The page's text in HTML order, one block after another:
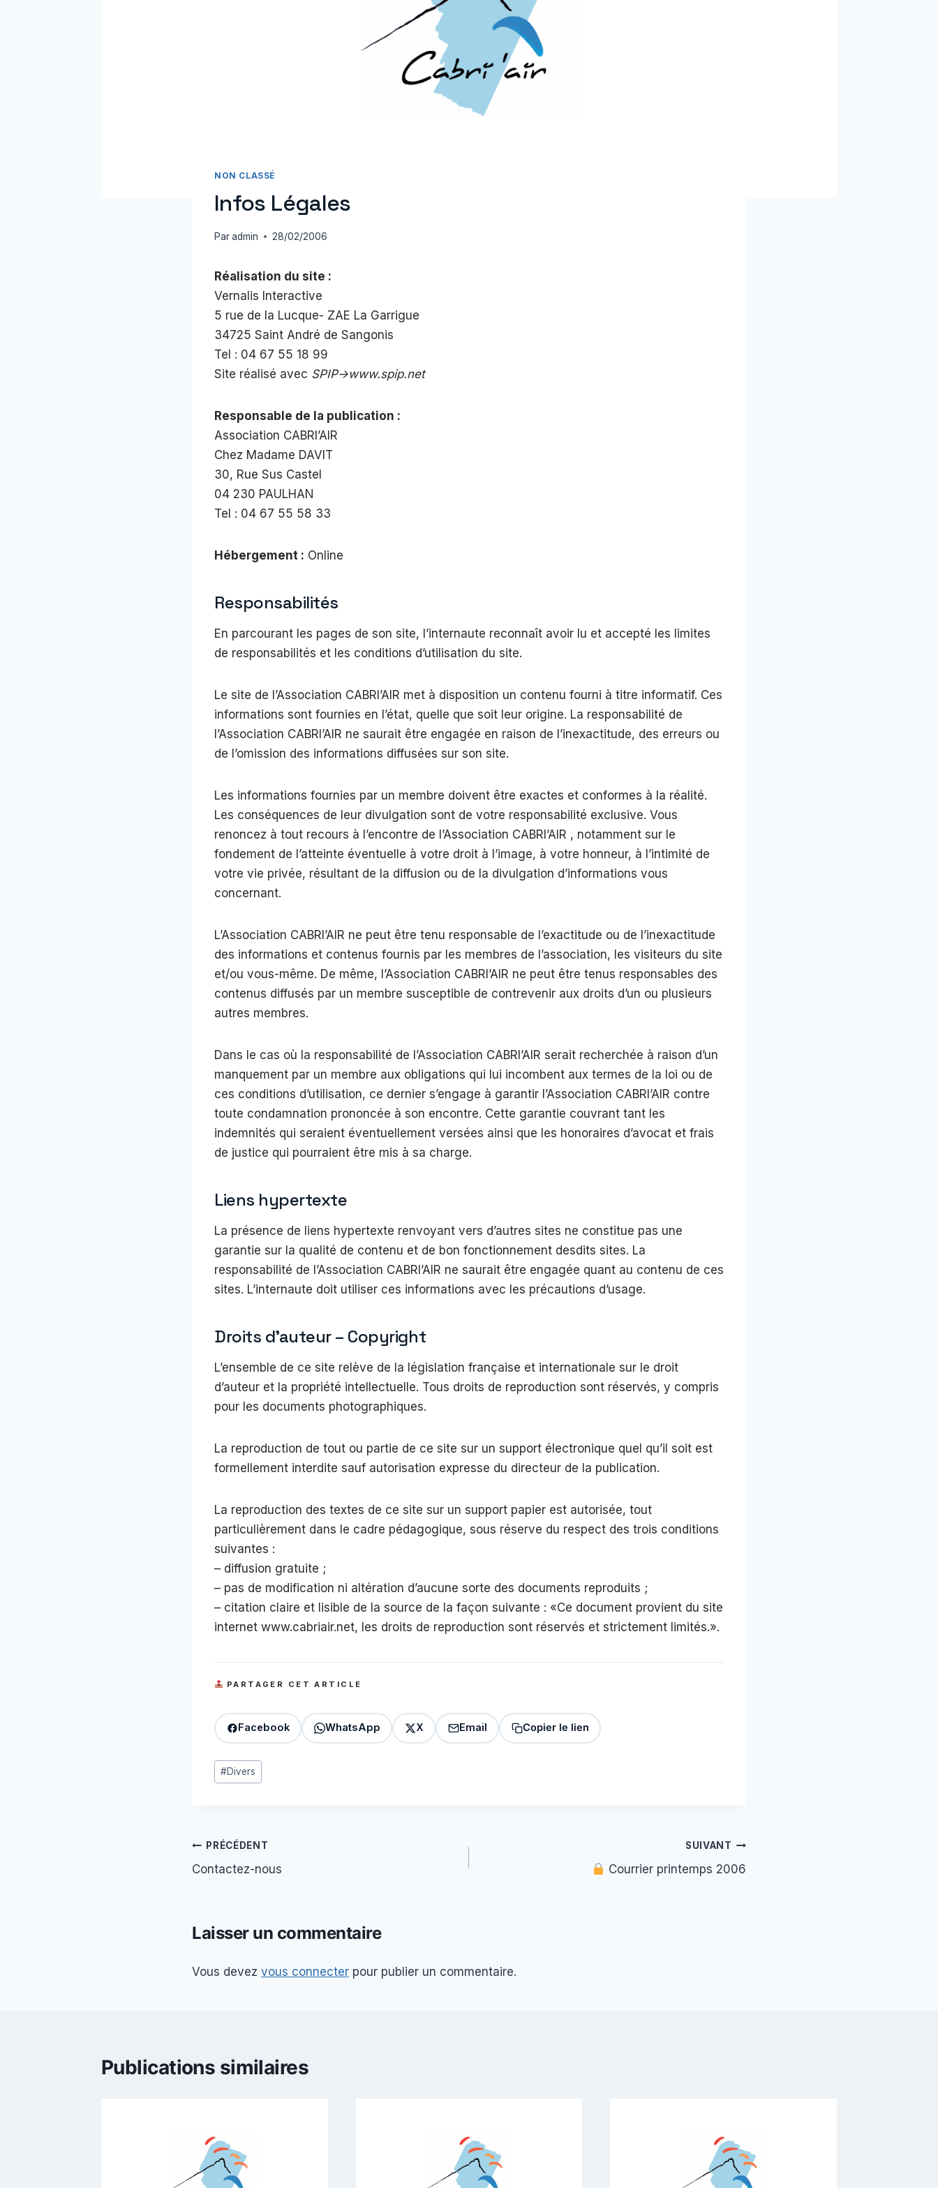
NON CLASSÉ
Infos Légales
Paradmin 28/02/2006
Réalisation du site :
Vernalis Interactive
5 rue de la Lucque- ZAE La Garrigue
34725 Saint André de Sangonis
Tel : 04 67 55 18 99
Site réalisé avec SPIP->www.spip.net
Responsable de la publication :
Association CABRI’AIR
Chez Madame DAVIT
30, Rue Sus Castel
04 230 PAULHAN
Tel : 04 67 55 58 33
Hébergement : Online
Responsabilités
En parcourant les pages de son site, l’internaute reconnaît avoir lu et accepté les limites
de responsabilités et les conditions d’utilisation du site.
Le site de l’Association CABRI’AIR met à disposition un contenu fourni à titre informatif. Ces
informations sont fournies en l’état, quelle que soit leur origine. La responsabilité de
l’Association CABRI’AIR ne saurait être engagée en raison de l’inexactitude, des erreurs ou
de l’omission des informations diffusées sur son site.
Les informations fournies par un membre doivent être exactes et conformes à la réalité.
Les conséquences de leur divulgation sont de votre responsabilité exclusive. Vous
renoncez à tout recours à l’encontre de l’Association CABRI’AIR , notamment sur le
fondement de l’atteinte éventuelle à votre droit à l’image, à votre honneur, à l’intimité de
votre vie privée, résultant de la diffusion ou de la divulgation d’informations vous
concernant.
L’Association CABRI’AIR ne peut être tenu responsable de l’exactitude ou de l’inexactitude
des informations et contenus fournis par les membres de l’association, les visiteurs du site
et/ou vous-même. De même, l’Association CABRI’AIR ne peut être tenus responsables des
contenus diffusés par un membre susceptible de contrevenir aux droits d’un ou plusieurs
autres membres.
Dans le cas où la responsabilité de l’Association CABRI’AIR serait recherchée à raison d’un
manquement par un membre aux obligations qui lui incombent aux termes de la loi ou de
ces conditions d’utilisation, ce dernier s’engage à garantir l’Association CABRI’AIR contre
toute condamnation prononcée à son encontre. Cette garantie couvrant tant les
indemnités qui seraient éventuellement versées ainsi que les honoraires d’avocat et frais
de justice qui pourraient être mis à sa charge.
Liens hypertexte
La présence de liens hypertexte renvoyant vers d’autres sites ne constitue pas une
garantie sur la qualité de contenu et de bon fonctionnement desdits sites. La
responsabilité de l’Association CABRI’AIR ne saurait être engagée quant au contenu de ces
sites. L’internaute doit utiliser ces informations avec les précautions d’usage.
Droits d’auteur – Copyright
L’ensemble de ce site relève de la législation française et internationale sur le droit
d’auteur et la propriété intellectuelle. Tous droits de reproduction sont réservés, y compris
pour les documents photographiques.
La reproduction de tout ou partie de ce site sur un support électronique quel qu’il soit est
formellement interdite sauf autorisation expresse du directeur de la publication.
La reproduction des textes de ce site sur un support papier est autorisée, tout
particulièrement dans le cadre pédagogique, sous réserve du respect des trois conditions
suivantes :
– diffusion gratuite ;
– pas de modification ni altération d’aucune sorte des documents reproduits ;
– citation claire et lisible de la source de la façon suivante : «Ce document provient du site
internet www.cabriair.net, les droits de reproduction sont réservés et strictement limités.».
PARTAGER CET ARTICLE
Facebook WhatsApp X Email Copier le lien
Étiquettes
de
#Divers
Navigation
de
PRÉCÉDENT
Contactez-nous
SUIVANT
Courrier printemps 2006
Laisser un commentaire
Vous devez vous connecter pour publier un commentaire.
Publications similaires